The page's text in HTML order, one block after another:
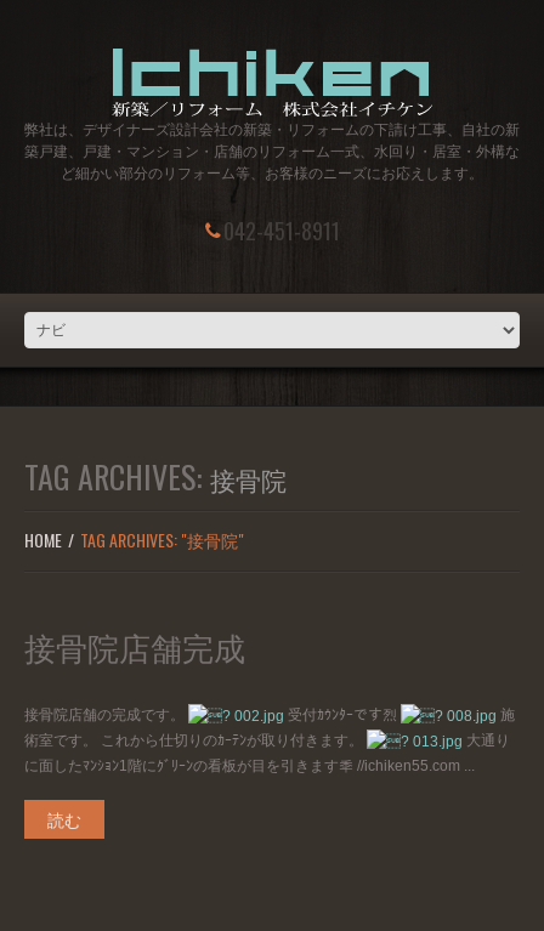
弊社は、デザイナーズ設計会社の新築・リフォームの下請け工事、自社の新
築戸建、戸建・マンション・店舗のリフォーム一式、水回り・居室・外構な
ど細かい部分のリフォーム等、お客様のニーズにお応えします。
042-451-8911
TAG ARCHIVES: 接骨院
HOME TAG ARCHIVES: "接骨院"
接骨院店舗完成
接骨院店舗の完成です。 受付ｶｳﾝﾀｰです烈
施
術室です。 これから仕切りのｶｰﾃﾝが取り付きます。
大通り
に面したﾏﾝｼｮﾝ1階にｸﾞﾘｰﾝの看板が目を引きます秊 //ichiken55.com ...
読む